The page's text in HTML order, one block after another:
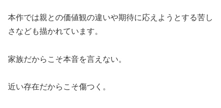
本作では親との価値観の違いや期待に応えようとする苦し
さなども描かれています。
家族だからこそ本音を言えない。
近い存在だからこそ傷つく。